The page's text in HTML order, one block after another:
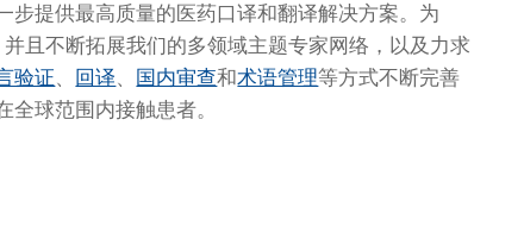
步提供最高质量的医药口译和翻译解决方案。为
且不断拓展我们的多领域主题专家网络，以及力求
验证 回译 国内审查和术语管理等方式不断完善
球范围内接触患者。